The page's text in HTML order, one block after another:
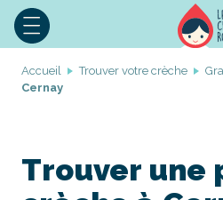
Accueil Trouver votre crèche
Cernay
Trouver une